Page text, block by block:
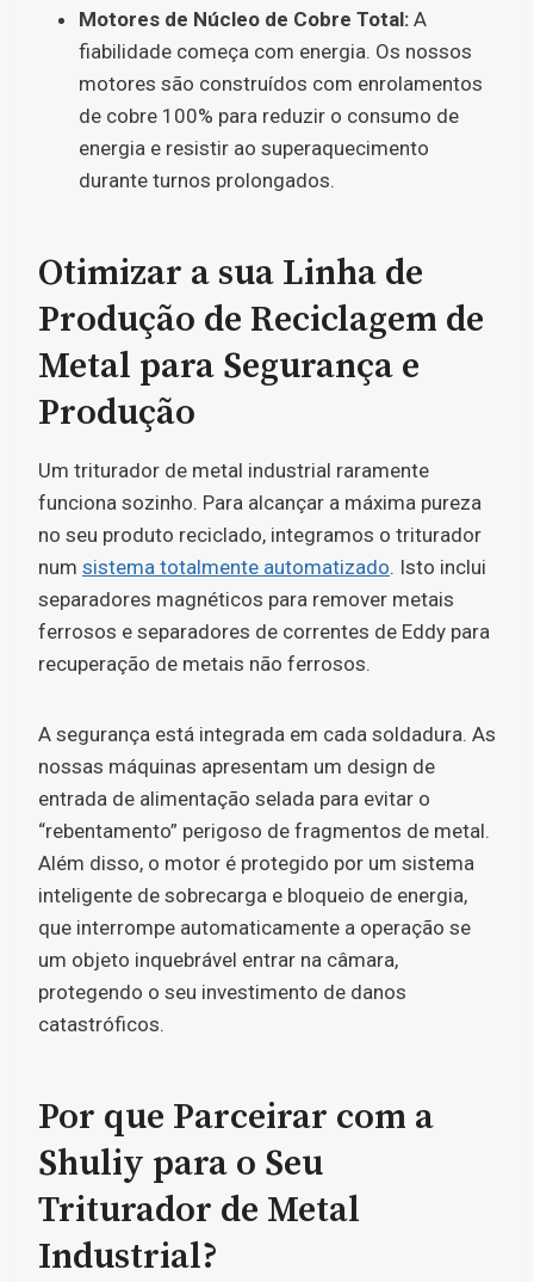
Motores de Núcleo de Cobre Total: A
fiabilidade começa com energia. Os nossos
motores são construídos com enrolamentos
de cobre 100% para reduzir o consumo de
energia e resistir ao superaquecimento
durante turnos prolongados.
Otimizar a sua Linha de
Produção de Reciclagem de
Metal para Segurança e
Produção
Um triturador de metal industrial raramente
funciona sozinho. Para alcançar a máxima pureza
no seu produto reciclado, integramos o triturador
num sistema totalmente automatizado. Isto inclui
separadores magnéticos para remover metais
ferrosos e separadores de correntes de Eddy para
recuperação de metais não ferrosos.
A segurança está integrada em cada soldadura. As
nossas máquinas apresentam um design de
entrada de alimentação selada para evitar o
“rebentamento” perigoso de fragmentos de metal.
Além disso, o motor é protegido por um sistema
inteligente de sobrecarga e bloqueio de energia,
que interrompe automaticamente a operação se
um objeto inquebrável entrar na câmara,
protegendo o seu investimento de danos
catastróficos.
Por que Parceirar com a
Shuliy para o Seu
Triturador de Metal
Industrial?